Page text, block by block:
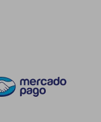
45%
dcto.